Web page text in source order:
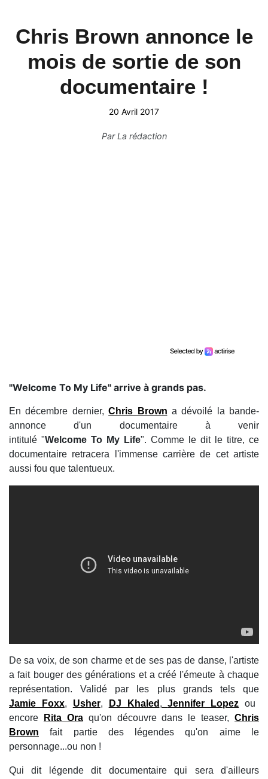
Chris Brown annonce le
mois de sortie de son
documentaire !
20 Avril 2017
ParLa rédaction
"Welcome To My Life" arrive à grands pas.
En décembre dernier,Chris Brown a dévoilé la bande-
annonce d'un documentaire à venir
intitulé "Welcome To My Life". Comme le dit le titre, ce
documentaire retracera l'immense carrière de cet artiste
aussi fou que talentueux.
De sa voix, de son charme et de ses pas de danse, l'artiste
a fait bouger des générations et a créé l'émeute à chaque
représentation. Validé par les plus grands tels que
Jamie Foxx, Usher, DJ Khaled , Jennifer Lopez ou
encore
Rita Oraqu'on découvre dans le teaser, Chris
Brown fait partie des légendes qu'on aime le
personnage...ou non !
Qui dit légende dit documentaire qui sera d'ailleurs